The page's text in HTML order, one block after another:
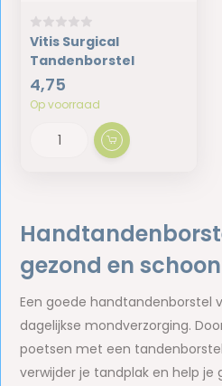
Vitis Surgical
Tandenborstel
4,75
Op voorraad
gezond en
Een goede handtandenborstel
dagelijkse mondverzorging.
poetsen met een
verwijder je tandplak en help je